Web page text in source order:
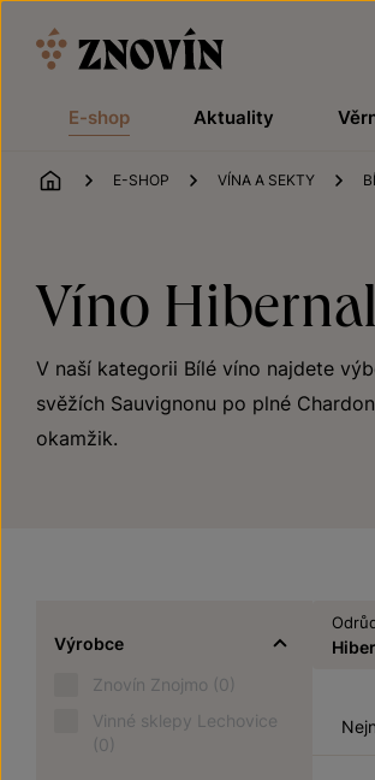
E-shop Aktuality
ÚVOD
E-SHOP VÍNA A SEKTY
Víno
V naší kategorii Bílé víno najdete
svěžích Sauvignonu po plné
okamžik.
Výrobce
Znovín Znojmo (0)
Vinné sklepy Lechovice
(0)